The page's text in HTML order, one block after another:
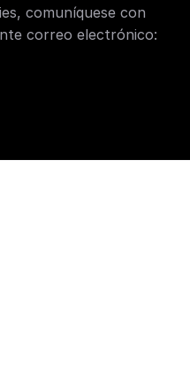
comuníquese con